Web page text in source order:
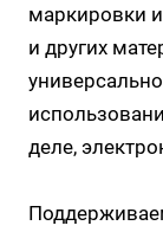
маркировки
и других
деле,